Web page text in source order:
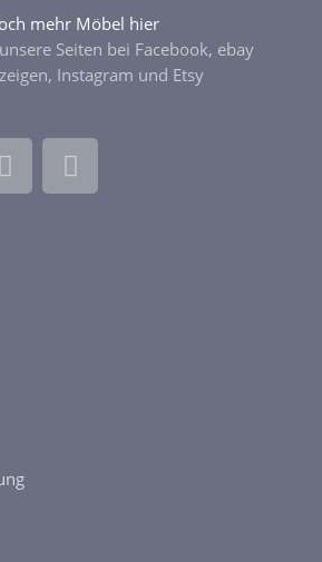
mehr Möbel hier
Seiten bei Facebook, ebay
Instagram und Etsy
E
b
a
E
t
s